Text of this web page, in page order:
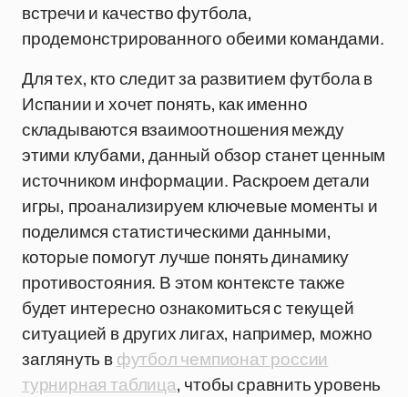
встречи и качество футбола,
продемонстрированного обеими командами.
Для тех, кто следит за развитием футбола в
Испании и хочет понять, как именно
складываются взаимоотношения между
этими клубами, данный обзор станет ценным
источником информации. Раскроем детали
игры, проанализируем ключевые моменты и
поделимся статистическими данными,
которые помогут лучше понять динамику
противостояния. В этом контексте также
будет интересно ознакомиться с текущей
ситуацией в других лигах, например, можно
заглянуть вфутбол чемпионат россии
турнирная таблица, чтобы сравнить уровень